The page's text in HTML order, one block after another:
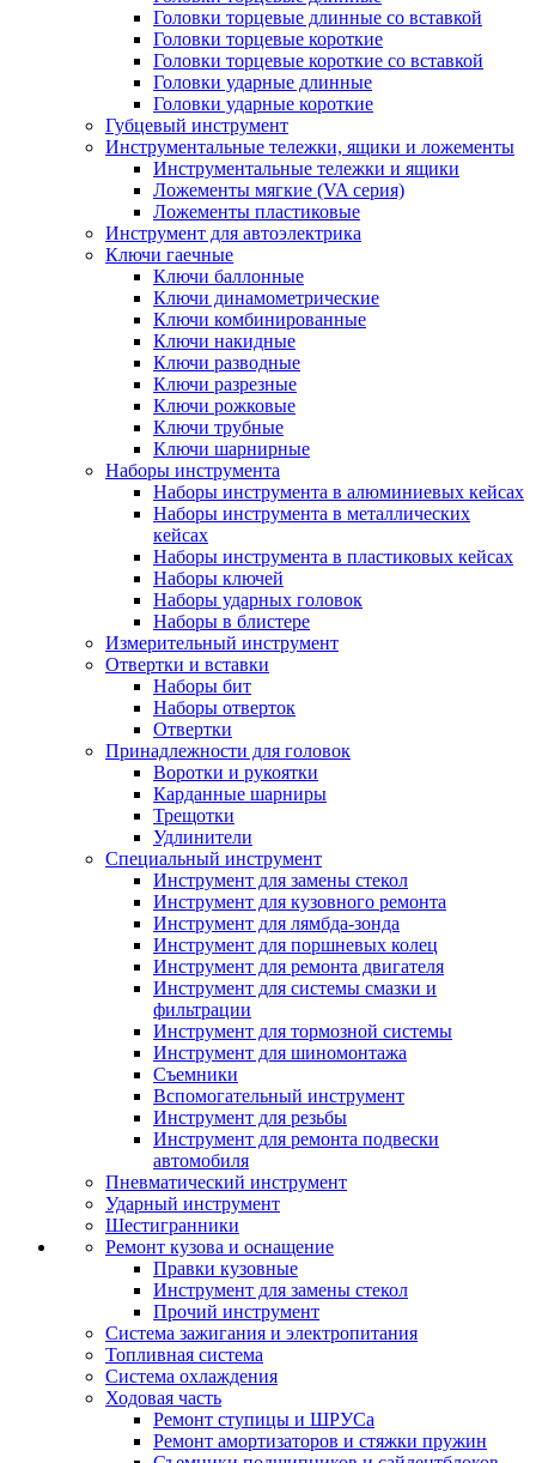
Головки торцевые длинные со вставкой
Головки торцевые короткие
Головки торцевые короткие со вставкой
Головки ударные длинные
Головки ударные короткие
Губцевый инструмент
Инструментальные тележки, ящики и ложементы
Инструментальные тележки и ящики
Ложементы мягкие (VA серия)
Ложементы пластиковые
Инструмент для автоэлектрика
Ключи гаечные
Ключи баллонные
Ключи динамометрические
Ключи комбинированные
Ключи накидные
Ключи разводные
Ключи разрезные
Ключи рожковые
Ключи трубные
Ключи шарнирные
Наборы инструмента
Наборы инструмента в алюминиевых кейсах
Наборы инструмента в металлических
кейсах
Наборы инструмента в пластиковых кейсах
Наборы ключей
Наборы ударных головок
Наборы в блистере
Измерительный инструмент
Отвертки и вставки
Наборы бит
Наборы отверток
Отвертки
Принадлежности для головок
Воротки и рукоятки
Карданные шарниры
Трещотки
Удлинители
Специальный инструмент
Инструмент для замены стекол
Инструмент для кузовного ремонта
Инструмент для лямбда-зонда
Инструмент для поршневых колец
Инструмент для ремонта двигателя
Инструмент для системы смазки и
фильтрации
Инструмент для тормозной системы
Инструмент для шиномонтажа
Съемники
Вспомогательный инструмент
Инструмент для резьбы
Инструмент для ремонта подвески
автомобиля
Пневматический инструмент
Ударный инструмент
Шестигранники
Ремонт кузова и оснащение
Правки кузовные
Инструмент для замены стекол
Прочий инструмент
Система зажигания и электропитания
Топливная система
Система охлаждения
Ходовая часть
Ремонт ступицы и ШРУСа
Ремонт амортизаторов и стяжки пружин